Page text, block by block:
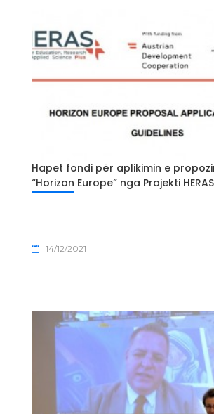
Hapet fondi për aplikimin e
“Horizon Europe” nga Projekti
14/12/2021